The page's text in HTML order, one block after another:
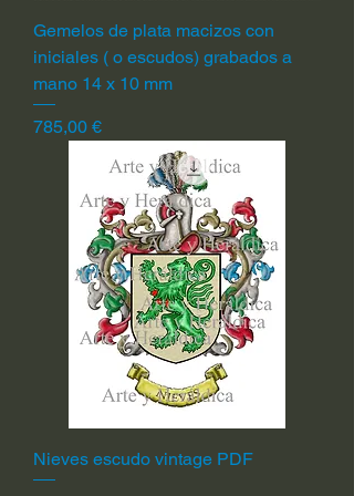
Gemelos de plata macizos con
iniciales ( o escudos) grabados a
mano 14 x 10 mm
Precio
785,00 €
Nieves escudo vintage PDF